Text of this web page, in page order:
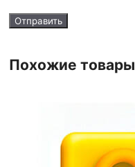
Похожие товары